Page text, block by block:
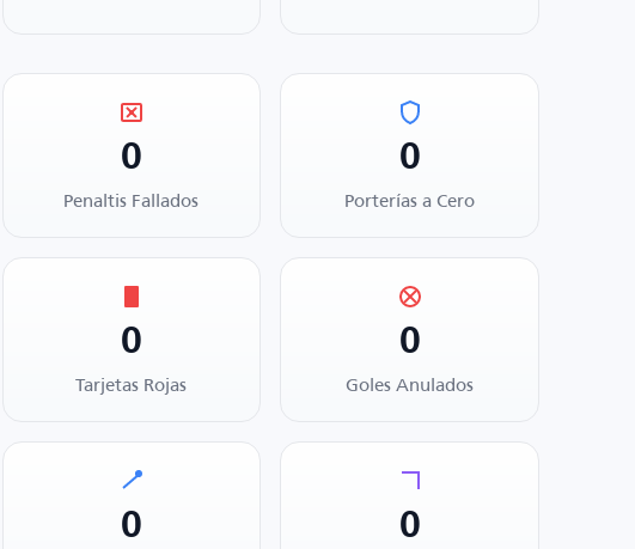
0
Penaltis Fallados
0
Porterías a Cero
0
Tarjetas Rojas
0
Goles Anulados
0 0